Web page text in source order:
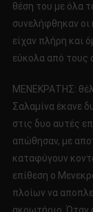
θέση του με όλα
συνελήφθηκαν οι
είχαν πλήρη και
εύκολα από τους
ΜΕΝΕΚΡΑΤΗΣ:
Σαλαμίνα έκανε
στις δυο αυτές
απώθησαν, με
καταφύγουν
επίθεση ο
πλοίων να